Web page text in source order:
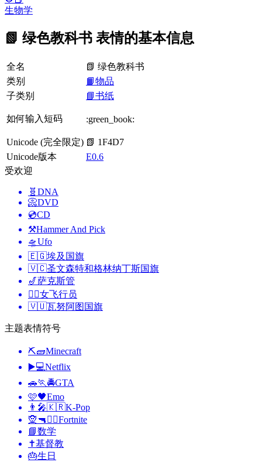
生物学
📗 绿色教科书 表情的基本信息
全名
📗 绿色教科书
类别
📙物品
子类别
📘书纸
如何输入短码 :green_book:
Unicode (完全限定) 📗 1F4D7
Unicode版本
E0.6
受欢迎
🧬 DNA
📀DVD
💿CD
⚒️Hammer And Pick
🛸Ufo
🇪🇬埃及国旗
🇻🇨圣文森特和格林纳丁斯国旗
🎷萨克斯管
👩‍✈️女飞行员
🇻🇺瓦努阿图国旗
主题表情符号
⛏🧱Minecraft
▶️💻Netflix
🚗🏃🚔GTA
🩷🖤Emo
👨‍🎤🇰🇷K-Pop
🧝🔫🦹‍♂️Fortnite
📘数学
✝️基督教
🎂生日